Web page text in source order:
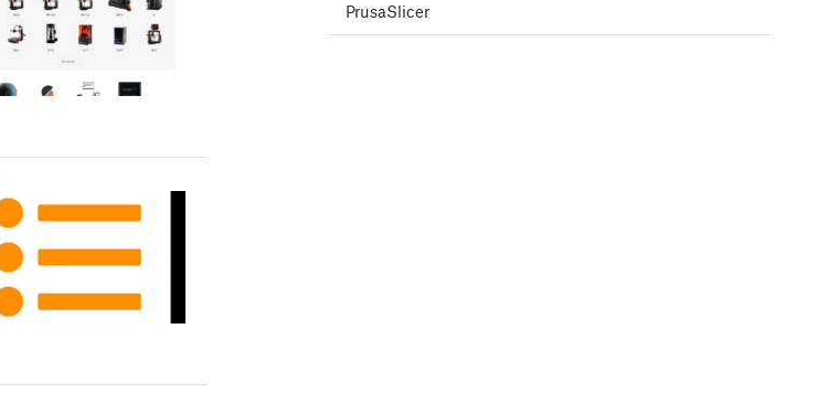
PrusaSlicer